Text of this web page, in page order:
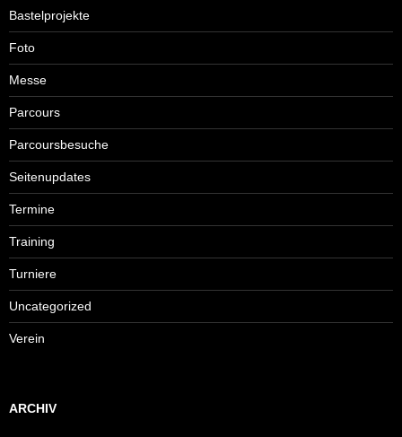
Bastelprojekte
Foto
Messe
Parcours
Parcoursbesuche
Seitenupdates
Termine
Training
Turniere
Uncategorized
Verein
ARCHIV